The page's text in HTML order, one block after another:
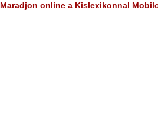
Maradjon online a Kislexikonnal